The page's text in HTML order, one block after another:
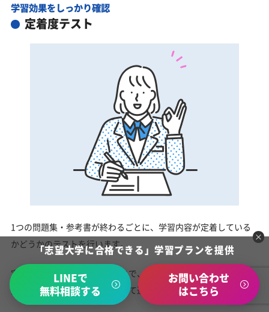
学習効果をしっかり確認
定着度テスト
1つの問題集・参考書が終わるごとに、学習内容が定着している
かどうかのテストを行います。
定着度をその都度確認することで、香川大学に合格するために必
要な学習内容を確実に身につけて進めることができます。
「志望大学に合格できる」学習プランを提供
LINEで
無料相談する
お問い合わせ
はこちら